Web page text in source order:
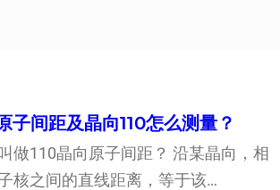
子间距及晶向110怎么测量？
做110晶向原子间距？ 沿某晶向，相
核之间的直线距离，等于该…